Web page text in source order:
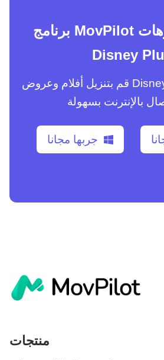
برنامج MovPilot لتنزيل فيديوهات
Disney
قم بتنزيل أفلام وعروض Disney Plus لمشاهدتها
جربها مجانا
منتجات